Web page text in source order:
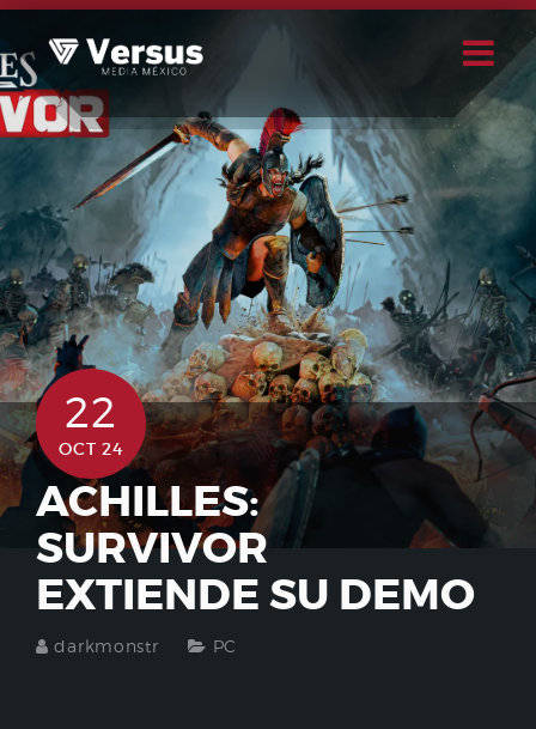
Skip
content
Buscar
Usuario
22
OCT 24
ACHILLES:
SURVIVOR
EXTIENDE SU DEMO
darkmonstr PC